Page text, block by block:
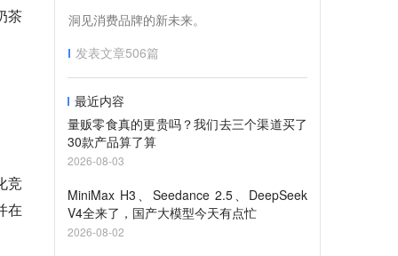
茶
竞
在
洞见消费品牌的新未来。
发表文章506篇
最近内容
量贩零食真的更贵吗？我们去三个渠道买了
30款产品算了算
2026-08-03
MiniMax H3、Seedance 2.5、DeepSeek
V4全来了，国产大模型今天有点忙
2026-08-02